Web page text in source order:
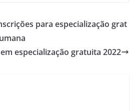
para especialização grat
especialização gratuita 2022